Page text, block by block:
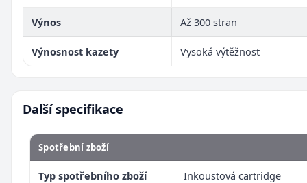
Výnos Až 300 stran
Výnosnost kazety Vysoká výtěžnost
Další specifikace
Spotřební zboží
Typ spotřebního zboží Inkoustová cartridge